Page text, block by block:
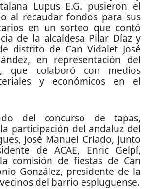
Lupus E.G. pusieron el
al recaudar fondos para sus
en un sorteo que contó
de la alcaldesa Pilar Díaz y
distrito de Can Vidalet José
en representación del
que colaboró con medios
y económicos en el
del concurso de tapas,
participación del andaluz del
José Manuel Criado, junto
de ACAE, Enric Gelpí,
comisión de fiestas de Can
González, presidente de la
del barrio espluguense.